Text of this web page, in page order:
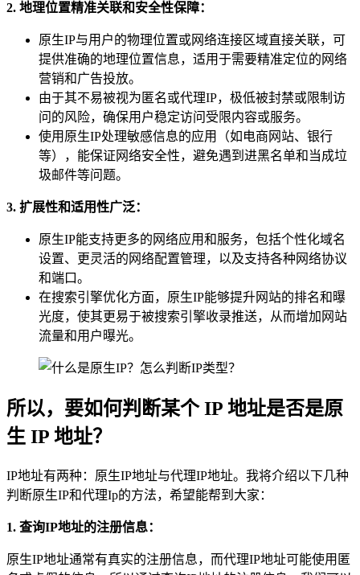
2. 地理位置精准关联和安全性保障：
原生IP与用户的物理位置或网络连接区域直接关联，可
提供准确的地理位置信息，适用于需要精准定位的网络
营销和广告投放。
由于其不易被视为匿名或代理IP，极低被封禁或限制访
问的风险，确保用户稳定访问受限内容或服务。
使用原生IP处理敏感信息的应用（如电商网站、银行
等），能保证网络安全性，避免遇到进黑名单和当成垃
圾邮件等问题。
3. 扩展性和适用性广泛：
原生IP能支持更多的网络应用和服务，包括个性化域名
设置、更灵活的网络配置管理，以及支持各种网络协议
和端口。
在搜索引擎优化方面，原生IP能够提升网站的排名和曝
光度，使其更易于被搜索引擎收录推送，从而增加网站
流量和用户曝光。
所以，要如何判断某个 IP 地址是否是原
生 IP 地址？
IP地址有两种：原生IP地址与代理IP地址。我将介绍以下几种
判断原生IP和代理Ip的方法，希望能帮到大家：
1. 查询IP地址的注册信息：
原生IP地址通常有真实的注册信息，而代理IP地址可能使用匿